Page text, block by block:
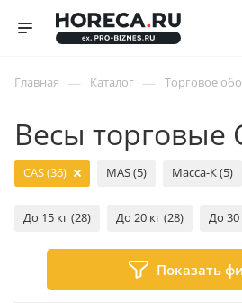
Главная — Каталог — Торговое
Весы торговые
CAS (36) MAS (5) Масса-К (5)
До 15 кг (28) До 20 кг (28) До 30
Показать